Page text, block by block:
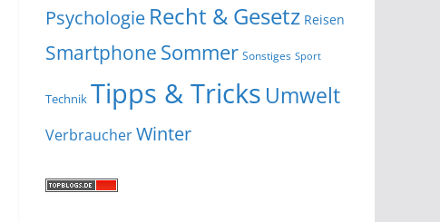
Psychologie Recht & Gesetz Reisen
Smartphone Sommer Sonstiges Sport
Technik Tipps & Tricks Umwelt
VerbraucherWinter